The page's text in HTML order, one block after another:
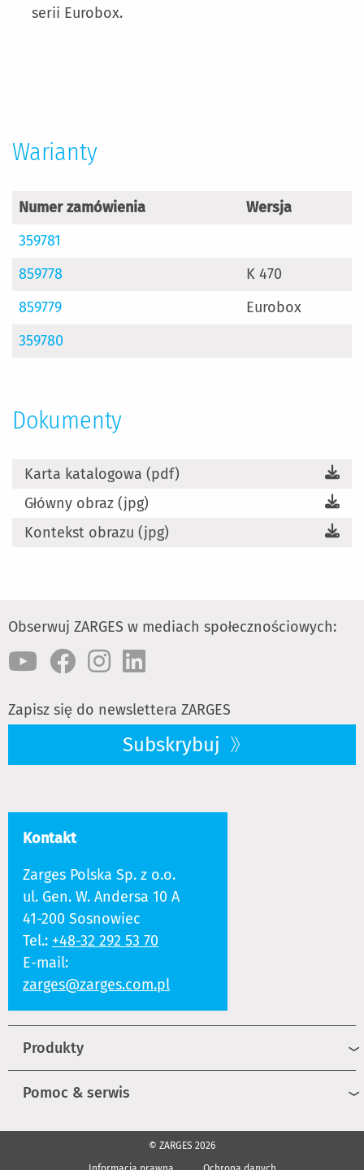
serii Eurobox.
Warianty
Numer zamówienia
Wersja
359781
859778
K 470
859779
Eurobox
359780
Dokumenty
Karta katalogowa (pdf)
Główny obraz (jpg)
Kontekst obrazu (jpg)
Obserwuj ZARGES w mediach społecznościowych:
Zapisz się do newslettera ZARGES
Subskrybuj
Kontakt
Zarges Polska Sp. z o.o.
ul. Gen. W. Andersa 10 A
41-200 Sosnowiec
Tel.: +48-32 292 53 70
E-mail:
zarges@zarges.com.pl
Produkty
Pomoc & serwis
© ZARGES 2026